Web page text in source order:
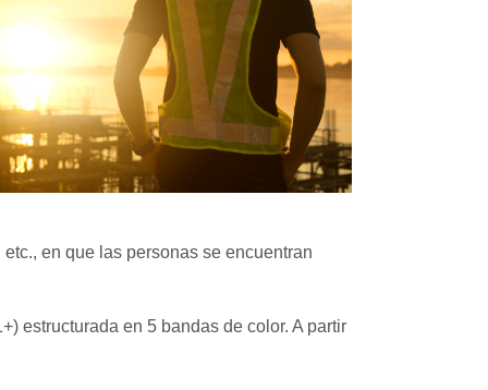
en que las personas se encuentran
estructurada en 5 bandas de color. A partir